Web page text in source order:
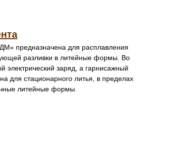
предназначена для расплавления
разливки в литейные формы. Во
электрический заряд, а гарнисажный
для стационарного литья, в пределах
литейные формы.